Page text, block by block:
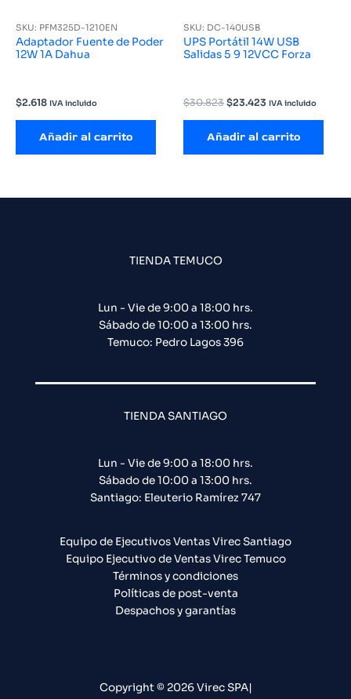
SKU: PFM325D-1210EN
Adaptador Fuente de Poder
12W 1A Dahua
$2.618 IVA incluido
Añadir al carrito
SKU: DC-140USB
UPS Portátil 14W USB
Salidas 5 9 12VCC Forza
$30.823El
era:
$30.823.
$23.423 El
es:
$23.423.
IVA incluido
Añadir al carrito
TIENDA TEMUCO
Lun - Vie de 9:00 a 18:00 hrs.
Sábado de 10:00 a 13:00 hrs.
Temuco: Pedro Lagos 396
TIENDA SANTIAGO
Lun - Vie de 9:00 a 18:00 hrs.
Sábado de 10:00 a 13:00 hrs.
Santiago: Eleuterio Ramírez 747​
Equipo de Ejecutivos Ventas Virec Santiago
Equipo Ejecutivo de Ventas Virec Temuco
Términos y condiciones
Políticas de post-venta
Despachos y garantías
Copyright © 2026 Virec SPA|